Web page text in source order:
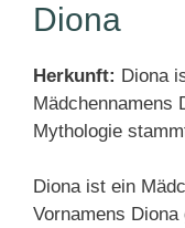
Diona
Herkunft: Diona
Mädchennamens
Mythologie
Diona ist ein
Vornamens